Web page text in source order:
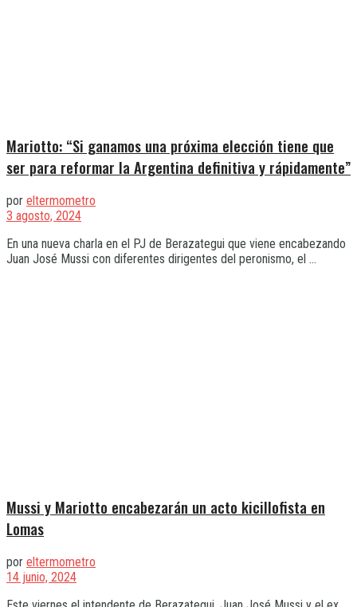
Mariotto: “Si ganamos una próxima elección tiene que
ser para reformar la Argentina definitiva y rápidamente”
por eltermometro
3 agosto, 2024
En una nueva charla en el PJ de Berazategui que viene encabezando
Juan José Mussi con diferentes dirigentes del peronismo, el ...
Mussi y Mariotto encabezarán un acto kicillofista en
Lomas
por eltermometro
14 junio, 2024